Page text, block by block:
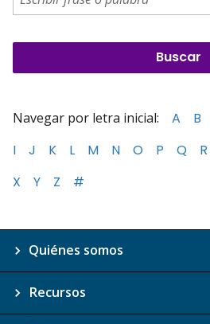
Navegar por letra inicial: A B
I
J K L M N O P Q R
X
Y Z #
Quiénes somos
Recursos